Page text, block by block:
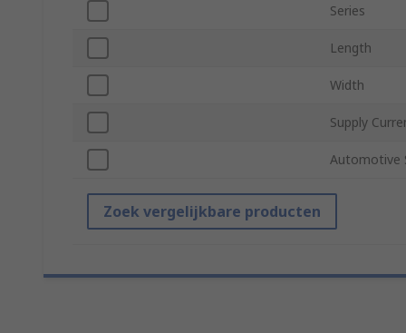
Series
Length
Width
Supply
Automotive
Zoek vergelijkbare producten